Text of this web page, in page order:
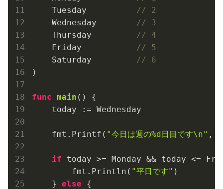
    Tuesday
// 2
    Wednesday
// 3
    Thursday
// 4
    Friday
// 5
    Saturday
// 6
)
func main ()
{
    today := Wednesday
    fmt.Printf(
"今日は週の%d日目です\n" ,
if today >= Monday && today <=
        fmt.Println(
"平日です" )
    }
else {